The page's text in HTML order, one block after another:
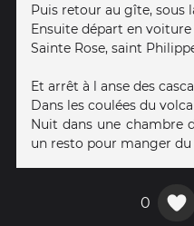
Puis retour au gîte, sous
Ensuite départ en voiture
Sainte Rose, saint
Et arrêt à l anse des
Dans les coulées du
Nuit dans une chambre
un resto pour manger
0